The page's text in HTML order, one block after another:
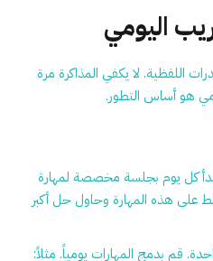
اليومي
اللفظية. لا يكفي المذاكرة مرة
هو أساس التطور.
كل يوم بجلسة مخصصة لمهارة
على هذه المهارة وحاول حل أكبر
قم بدمج المهارات يومياً. مثلاً: